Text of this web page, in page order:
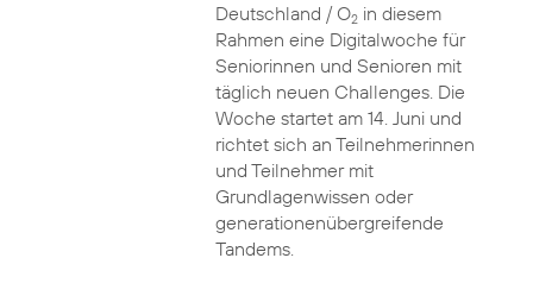
Deutschland / O2in diesem
Rahmen eine Digitalwoche für
Seniorinnen und Senioren mit
täglich neuen Challenges. Die
Woche startet am 14. Juni und
richtet sich an Teilnehmerinnen
und Teilnehmer mit
Grundlagenwissen oder
generationenübergreifende
Tandems.